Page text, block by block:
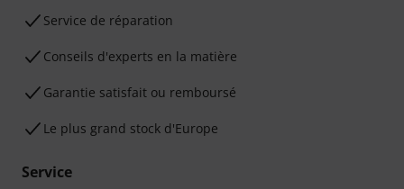
Service de réparation
Conseils d'experts en la matière
Garantie satisfait ou remboursé
Le plus grand stock d'Europe
Service